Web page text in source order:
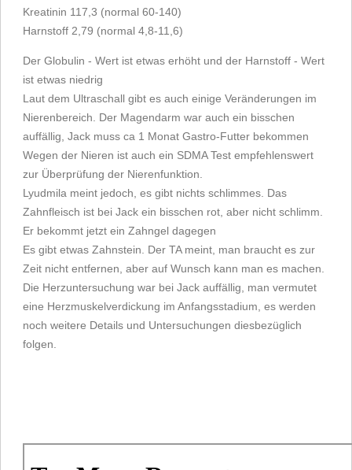
Kreatinin 117,3 (normal 60-140)
Harnstoff 2,79 (normal 4,8-11,6)
Der Globulin - Wert ist etwas erhöht und der Harnstoff - Wert
ist etwas niedrig
Laut dem Ultraschall gibt es auch einige Veränderungen im
Nierenbereich. Der Magendarm war auch ein bisschen
auffällig, Jack muss ca 1 Monat Gastro-Futter bekommen
Wegen der Nieren ist auch ein SDMA Test empfehlenswert
zur Überprüfung der Nierenfunktion.
Lyudmila meint jedoch, es gibt nichts schlimmes. Das
Zahnfleisch ist bei Jack ein bisschen rot, aber nicht schlimm.
Er bekommt jetzt ein Zahngel dagegen
Es gibt etwas Zahnstein. Der TA meint, man braucht es zur
Zeit nicht entfernen, aber auf Wunsch kann man es machen.
Die Herzuntersuchung war bei Jack auffällig, man vermutet
eine Herzmuskelverdickung im Anfangsstadium, es werden
noch weitere Details und Untersuchungen diesbezüglich
folgen.